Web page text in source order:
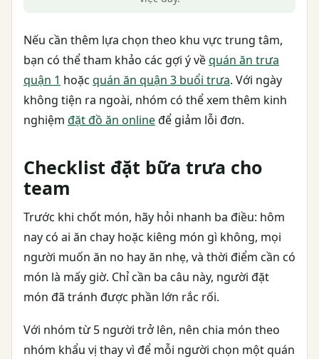
Nếu cần thêm lựa chọn theo khu vực trung tâm,
bạn có thể tham khảo các gợi ý vềquán ăn trưa
quận 1 hoặc quán ăn quận 3 buổi trưa. Với ngày
không tiện ra ngoài, nhóm có thể xem thêm kinh
nghiệm đặt đồ ăn onlineđể giảm lỗi đơn.
Checklist đặt bữa trưa cho
team
Trước khi chốt món, hãy hỏi nhanh ba điều: hôm
nay có ai ăn chay hoặc kiêng món gì không, mọi
người muốn ăn no hay ăn nhẹ, và thời điểm cần có
món là mấy giờ. Chỉ cần ba câu này, người đặt
món đã tránh được phần lớn rắc rối.
Với nhóm từ 5 người trở lên, nên chia món theo
nhóm khẩu vị thay vì để mỗi người chọn một quán